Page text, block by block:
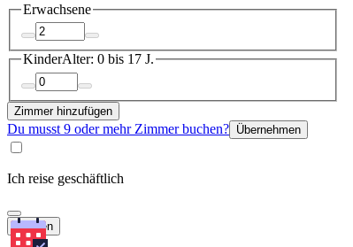
Erwachsene
KinderAlter: 0 bis 17 J.
Zimmer hinzufügen
Du musst 9 oder mehr Zimmer buchen? Übernehmen
Ich reise geschäftlich
Suchen